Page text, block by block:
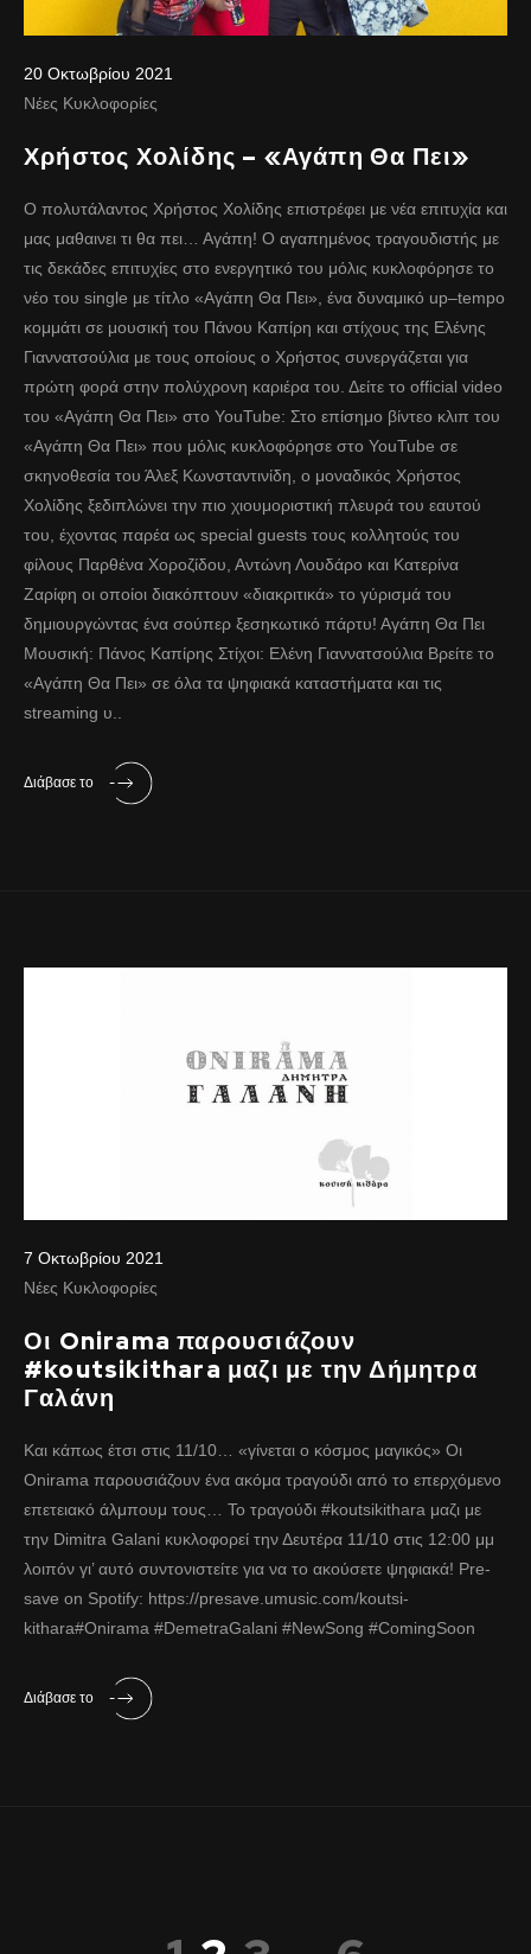
20 Οκτωβρίου 2021
Νέες Κυκλοφορίες
Χρήστος Χολίδης – «Αγάπη Θα Πει»
Ο πολυτάλαντος Χρήστος Χολίδης επιστρέφει με νέα επιτυχία και
μας μαθαινει τι θα πει… Αγάπη! Ο αγαπημένος τραγουδιστής με
τις δεκάδες επιτυχίες στο ενεργητικό του μόλις κυκλοφόρησε το
νέο του single με τίτλο «Αγάπη Θα Πει», ένα δυναμικό up–tempo
κομμάτι σε μουσική του Πάνου Καπίρη και στίχους της Ελένης
Γιαννατσούλια με τους οποίους ο Χρήστος συνεργάζεται για
πρώτη φορά στην πολύχρονη καριέρα του. Δείτε το official video
του «Αγάπη Θα Πει» στο YouTube: Στο επίσημο βίντεο κλιπ του
«Αγάπη Θα Πει» που μόλις κυκλοφόρησε στο YouTube σε
σκηνοθεσία του Άλεξ Κωνσταντινίδη, ο μοναδικός Χρήστος
Χολίδης ξεδιπλώνει την πιο χιουμοριστική πλευρά του εαυτού
του, έχοντας παρέα ως special guests τους κολλητούς του
φίλους Παρθένα Χοροζίδου, Αντώνη Λουδάρο και Κατερίνα
Ζαρίφη οι οποίοι διακόπτουν «διακριτικά» το γύρισμά του
δημιουργώντας ένα σούπερ ξεσηκωτικό πάρτυ! Αγάπη Θα Πει
Μουσική: Πάνος Καπίρης Στίχοι: Ελένη Γιαννατσούλια Βρείτε το
«Αγάπη Θα Πει» σε όλα τα ψηφιακά καταστήματα και τις
streaming υ..
Διάβασε το
7 Οκτωβρίου 2021
Νέες Κυκλοφορίες
Οι Onirama παρουσιάζουν
#koutsikithara μαζι με την Δήμητρα
Γαλάνη
Και κάπως έτσι στις 11/10… «γίνεται ο κόσμος μαγικός» Οι
Onirama παρουσιάζουν ένα ακόμα τραγούδι από το επερχόμενο
επετειακό άλμπουμ τους… Το τραγούδι #koutsikithara μαζι με
την Dimitra Galani κυκλοφορεί την Δευτέρα 11/10 στις 12:00 μμ
λοιπόν γι’ αυτό συντονιστείτε για να το ακούσετε ψηφιακά! Pre-
save on Spotify: https://presave.umusic.com/koutsi-
kithara#Onirama #DemetraGalani #NewSong #ComingSoon
Διάβασε το